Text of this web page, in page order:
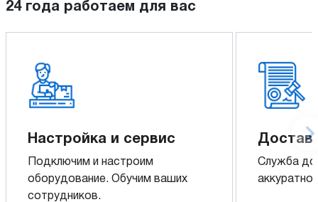
24 года работаем для вас
Настройка и сервис
Подключим и настроим
оборудование. Обучим ваших
сотрудников.
Служба
аккуратно